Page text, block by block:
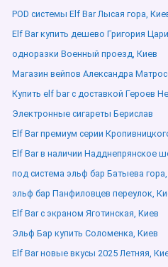
POD системы Elf Bar Лысая гора,
Elf Bar купить дешево Григория
одноразки Военный проезд, Киев
Магазин вейпов Александра
Купить elf bar с доставкой Героев
Электронные сигареты Берислав
Elf Bar премиум серии
Elf Bar в наличии Надднепрянское
под система эльф бар Батыева
эльф бар Панфиловцев переулок,
Elf Bar с экраном Яготинская, Киев
Эльф Бар купить Соломенка, Киев
Elf Bar новые вкусы 2025 Летняя,